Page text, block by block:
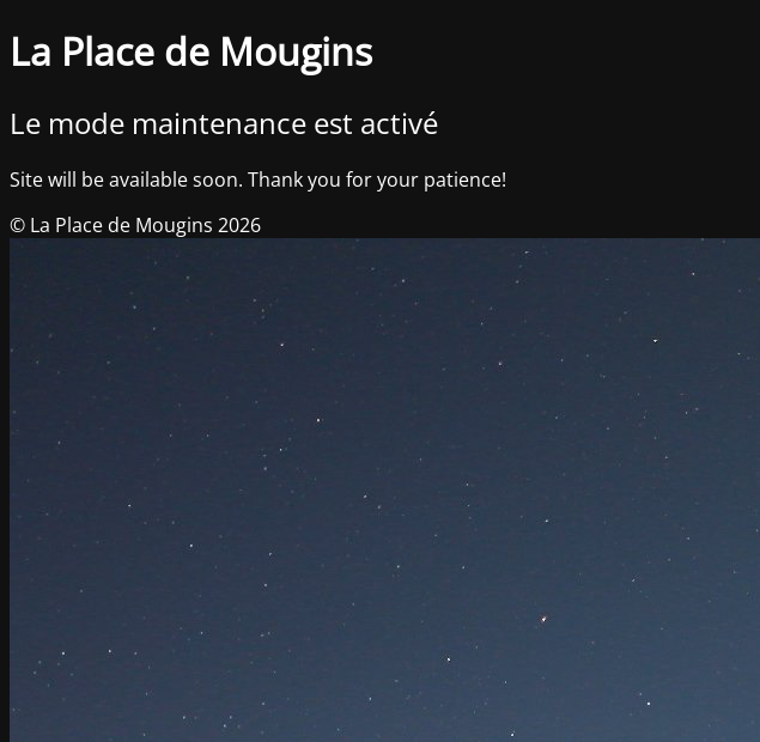
La Place de Mougins
Le mode maintenance est activé
Site will be available soon. Thank you for your patience!
© La Place de Mougins 2026